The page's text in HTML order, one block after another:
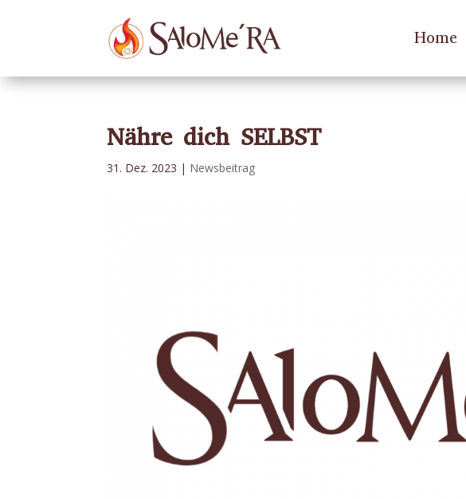
Home
Nähre dich SELBST
31. Dez. 2023 | Newsbeitrag